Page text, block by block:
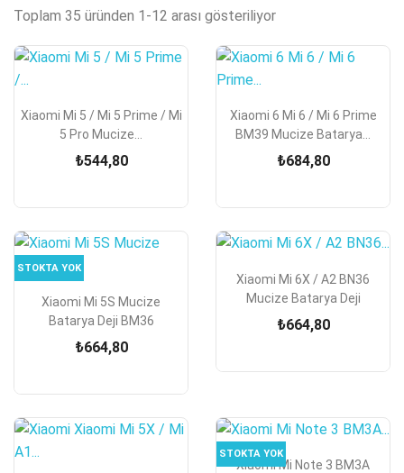
Toplam 35 üründen 1-12 arası gösteriliyor
Xiaomi Mi 5 / Mi 5 Prime / Mi
5 Pro Mucize...
₺544,80
Xiaomi 6 Mi 6 / Mi 6 Prime
BM39 Mucize Batarya...
₺684,80
Xiaomi Mi 5S Mucize
Batarya Deji BM36
₺664,80
STOKTA YOK
Xiaomi Mi 6X / A2 BN36
Mucize Batarya Deji
₺664,80
Xiaomi Mi Note 3 BM3A
STOKTA YOK